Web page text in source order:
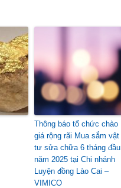
Thông báo tổ chức chào
giá rộng rãi Mua sắm vật
tư sửa chữa 6 tháng đầu
năm 2025 tại Chi nhánh
Luyện đồng Lào Cai –
VIMICO